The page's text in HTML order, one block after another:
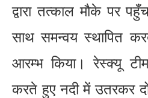
द्वारा तत्काल मौके पर
साथ समन्वय स्थापित
आरम्भ किया। रेस्क्यू
करते हुए नदी में उतरकर